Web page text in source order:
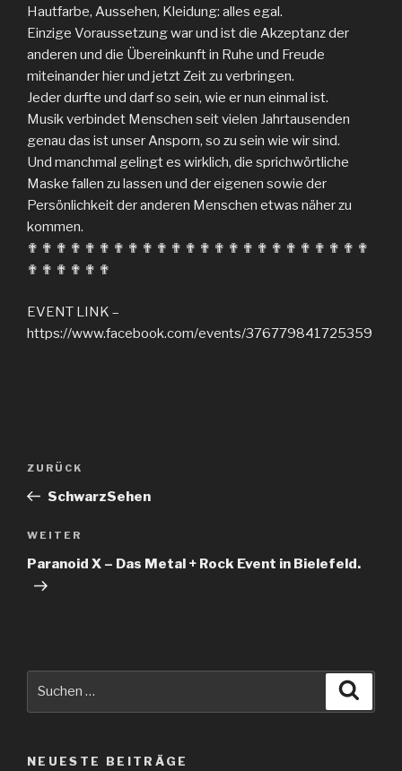
Hautfarbe, Aussehen, Kleidung: alles egal.
Einzige Voraussetzung war und ist die Akzeptanz der
anderen und die Übereinkunft in Ruhe und Freude
miteinander hier und jetzt Zeit zu verbringen.
Jeder durfte und darf so sein, wie er nun einmal ist.
Musik verbindet Menschen seit vielen Jahrtausenden
genau das ist unser Ansporn, so zu sein wie wir sind.
Und manchmal gelingt es wirklich, die sprichwörtliche
Maske fallen zu lassen und der eigenen sowie der
Persönlichkeit der anderen Menschen etwas näher zu
kommen.
✟ ✟ ✟ ✟ ✟ ✟ ✟ ✟ ✟ ✟ ✟ ✟ ✟ ✟ ✟ ✟ ✟ ✟ ✟ ✟ ✟ ✟ ✟ ✟
✟ ✟ ✟ ✟ ✟ ✟
EVENT LINK –
https://www.facebook.com/events/376779841725359
Beitragsnavigation
Vorheriger
Beitrag
ZURÜCK
SchwarzSehen
Nächster
Beitrag
WEITER
Paranoid X – Das Metal + Rock Event in Bielefeld.
NEUESTE BEITRÄGE